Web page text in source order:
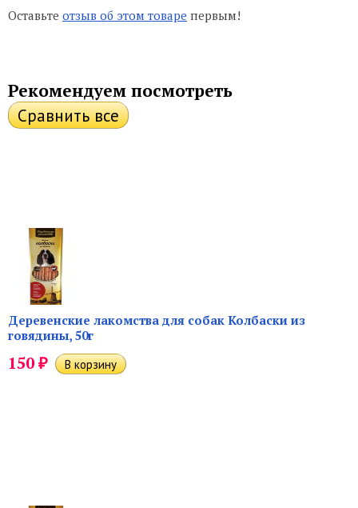
Оставьте отзыв об этом товаре первым!
Рекомендуем посмотреть
Деревенские лакомства для собак Колбаски из
говядины, 50г
150₽